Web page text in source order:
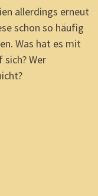
allerdings erneut
schon so häufig
Was hat es mit
sich? Wer